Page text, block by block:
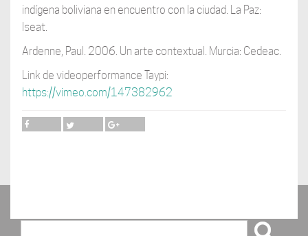
indígena boliviana en encuentro con la ciudad. La Paz:
Iseat.
Ardenne, Paul. 2006. Un arte contextual. Murcia: Cedeac.
Link de videoperformance Taypi:
https://vimeo.com/147382962